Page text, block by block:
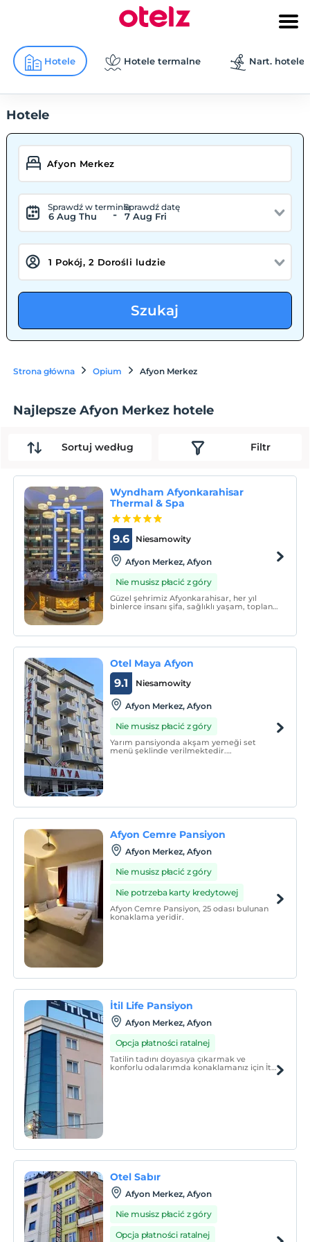
Hotele Hotele termalne Nart. hotele
Hotele
Sprawdź w terminie
6 Aug Thu -
Sprawdź datę
7 Aug Fri
Szukaj
Strona główna Opium Afyon Merkez
Najlepsze Afyon Merkez hotele
Sortuj według Filtr
Wyndham Afyonkarahisar
Thermal & Spa
Niesamowity
9.6
Afyon Merkez, Afyon
Nie musisz płacić z góry
Güzel şehrimiz Afyonkarahisar, her yıl
binlerce insanı şifa, sağlıklı yaşam, toplantı
Otel Maya Afyon
Niesamowity
9.1
Afyon Merkez, Afyon
Nie musisz płacić z góry
Yarım pansiyonda akşam yemeği set
menü şeklinde verilmektedir.
Afyon Cemre Pansiyon
Afyon Merkez, Afyon
Nie musisz płacić z góry
Nie potrzeba karty kredytowej
Afyon Cemre Pansiyon, 25 odası bulunan
konaklama yeridir.
İtil Life Pansiyon
Afyon Merkez, Afyon
Opcja płatności ratalnej
Tatilin tadını doyasıya çıkarmak ve
konforlu odalarımda konaklamanız için İtil
Otel Sabır
Afyon Merkez, Afyon
Nie musisz płacić z góry
Opcja płatności ratalnej